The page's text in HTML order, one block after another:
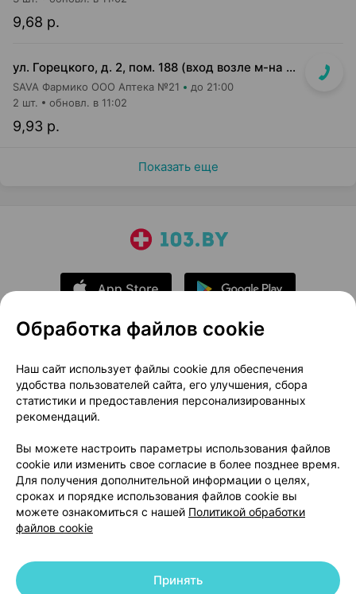
9,68 р.
ул. Горецкого, д. 2, пом. 188 (вход возле м-на Миля и Банка РРБ)
SAVA Фармико ООО Аптека №21 до 21:00
9,93 р.
2 шт. обновл. в 11:02
Показать еще
О проекте
Новости проекта
Размещение рекламы
Медицинский маркетинг
Публичный договор
Доставка
Способы оплаты
Вакансии
Партнеры
Написать руководителю 103.by
Написать в поддержку
Персональные настройки Cookie
Обработка файлов cookie
Наш сайт использует файлы cookie для обеспечения
удобства пользователей сайта, его улучшения, сбора
статистики и предоставления персонализированных
рекомендаций.
Вы можете настроить параметры использования файлов
cookie или изменить свое согласие в более позднее время.
Для получения дополнительной информации о целях,
сроках и порядке использования файлов cookie вы
можете ознакомиться с нашей Политикой обработки
файлов cookie
Принять